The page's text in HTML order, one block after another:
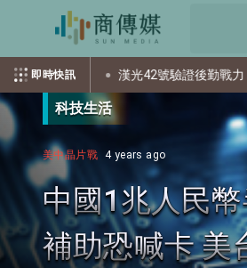
即時快訊漢光42號驗證後勤戰力 第五作戰
科技生活
美中晶片戰 4 years ago
中國1兆人民
補助恐喊卡 美